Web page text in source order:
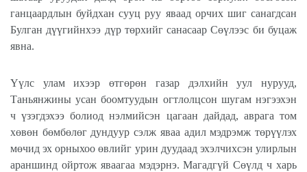
ганцаардлын буйдхан сууц руу яваад орчих шиг санагдсан
Булган дүүгийнхээ дүр төрхийг санасаар Сөүлээс би буцаж
явна.
Үүлс улам ихээр өтгөрөн газар дэлхийн уул нурууд,
Таньянжины усан боомтуудын огтлолцсон шугам нэгээхэн
ч үзэгдэхээ болиод нэлмийсэн цагаан дайдад, аврага том
хөвөн бөмбөлөг дундуур сэлж яваа адил мэдрэмж төрүүлэх
мөчид эх орныхоо өвлийг урин дуудаад эхэлчихсэн улирлын
араншинд ойртож яваагаа мэдэрнэ. Магадгүй Сөүлд ч харь